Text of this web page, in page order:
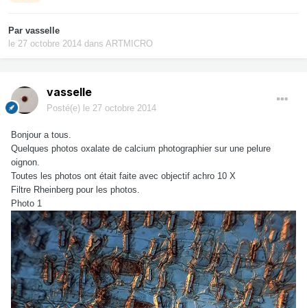
Par vasselle
le 27 octobre 2014 dans ARTMICRO
vasselle
Posté(e) le 27 octobre 2014
Bonjour a tous.
Quelques photos oxalate de calcium photographier sur une pelure
oignon.
Toutes les photos ont était faite avec objectif achro 10 X
Filtre Rheinberg pour les photos.
Photo 1